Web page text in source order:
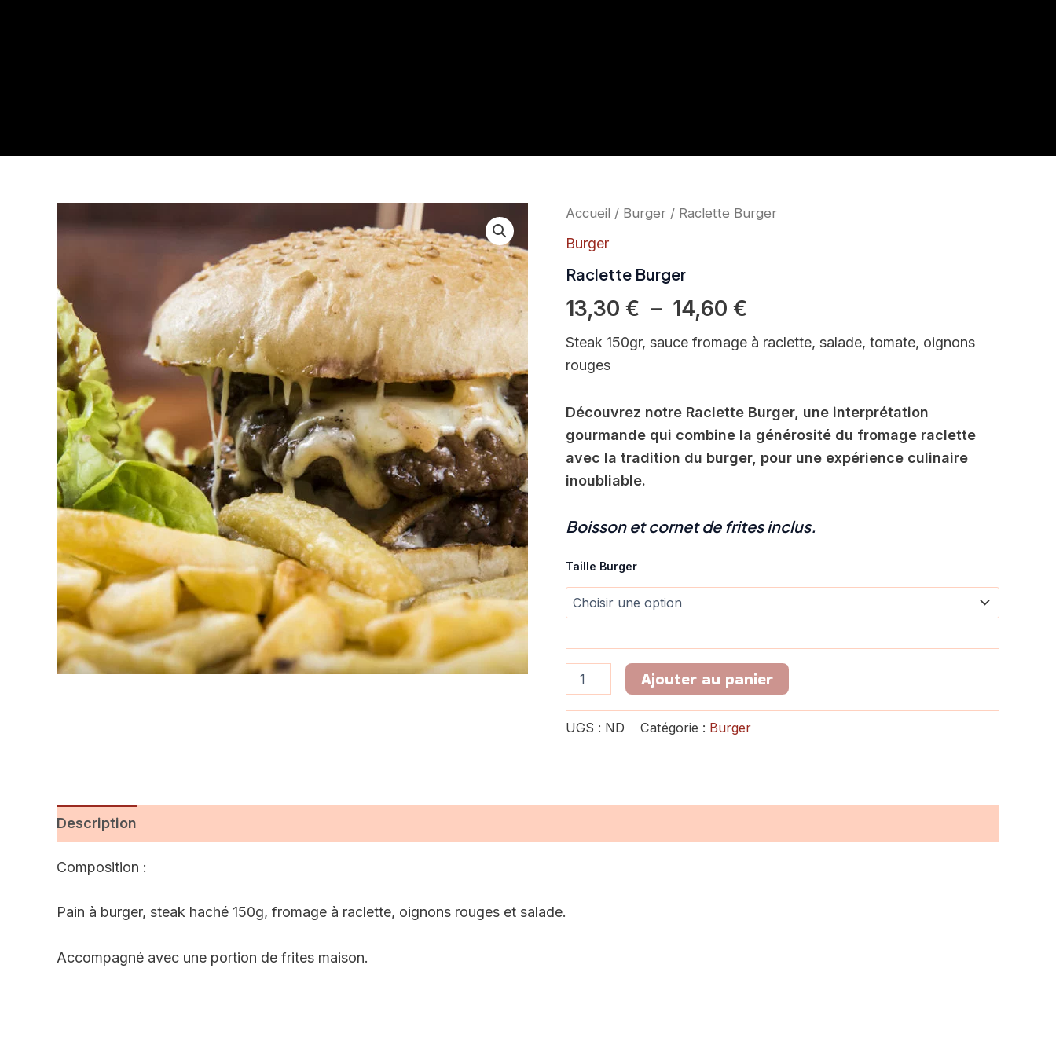
Accueil / Burger / Raclette Burger
Burger
Raclette Burger
13,30 € – 14,60 €
Plage
Steak 150gr, sauce fromage à raclette, salade, tomate, oignons
rouges
Découvrez notre Raclette Burger, une interprétation
gourmande qui combine la générosité du fromage raclette
avec la tradition du burger, pour une expérience culinaire
inoubliable.
Boisson et cornet de frites inclus.
Taille Burger
quantité
Raclette
Ajouter au panier
UGS : ND Catégorie : Burger
Description
Composition :
Pain à burger, steak haché 150g, fromage à raclette, oignons rouges et salade.
Accompagné avec une portion de frites maison.